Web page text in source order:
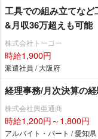
工具での組み立てな
&月収36万超えも可能
株式会社トーコー
時給1,900円
派遣社員 / 大阪府
経理事務/月次決算の
株式会社興亜通商
時給1,200円～1,800円
アルバイト・パート / 愛知県